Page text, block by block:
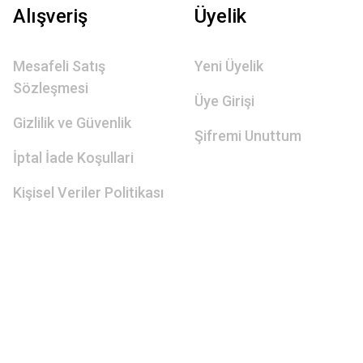
Alışveriş
Mesafeli Satış
Sözleşmesi
Gizlilik ve Güvenlik
İptal İade Koşullari
Kişisel Veriler Politikası
Üyelik
Yeni Üyelik
Üye Girişi
Şifremi Unuttum